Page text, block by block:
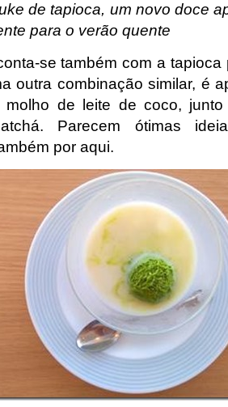
de tapioca, um novo doce
para o verão quente
se também com a
outra combinação similar, é
de leite de coco,
Parecem ótimas
por aqui.